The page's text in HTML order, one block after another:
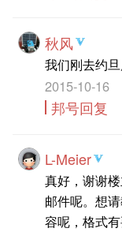
秋风
我们刚去约
2015-10-16
邦号回复
L-Meier
真好，谢谢
邮件呢。想
容呢，格式